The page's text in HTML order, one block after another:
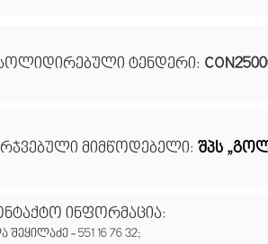
ტენდერი:
მიმწოდებელი: შპს
ინფორმაცია:
შეყილაძე - 551 16 76 32;